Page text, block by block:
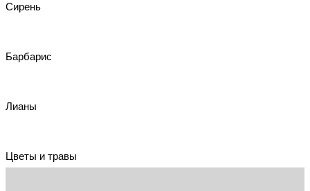
Сирень
Барбарис
Лианы
Цветы и травы